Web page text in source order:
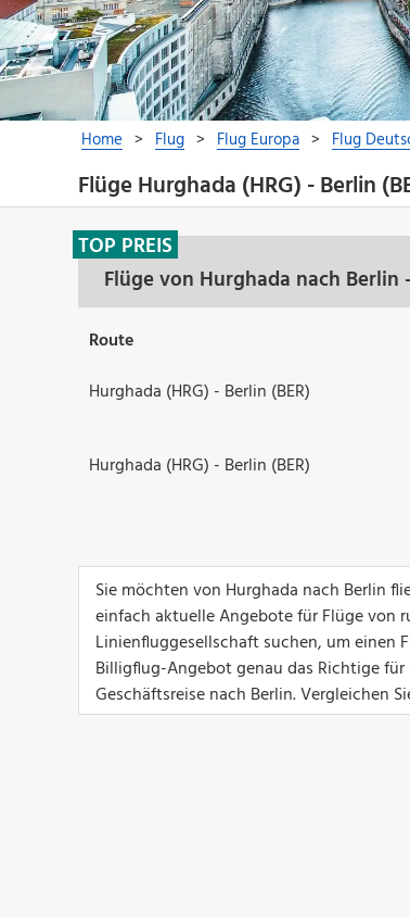
Flüge Hurghada (HRG) - Berlin
Flüge von Hurghada nach
TOP PREIS
Route
Hurghada (HRG) - Berlin (BER)
Hurghada (HRG) - Berlin (BER)
Sie möchten von Hurghada nach Berlin
einfach aktuelle Angebote für Flüge von
Linienfluggesellschaft suchen, um einen
Billigflug-Angebot genau das Richtige
Geschäftsreise nach Berlin. Vergleichen